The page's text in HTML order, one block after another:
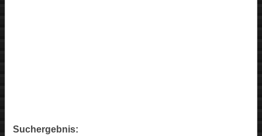
Suchergebnis: